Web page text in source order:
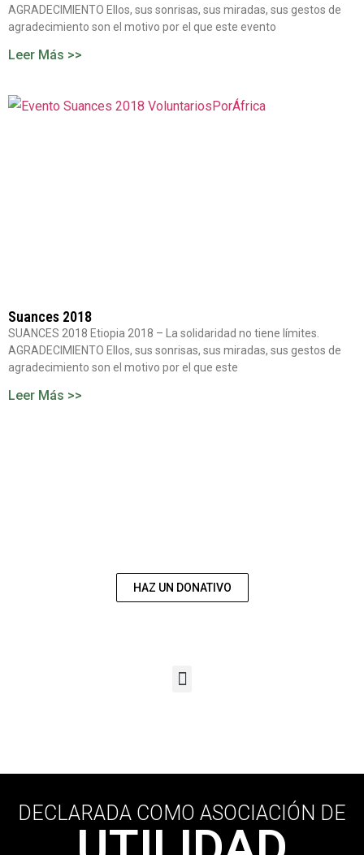
AGRADECIMIENTO Ellos, sus sonrisas, sus miradas, sus gestos de
agradecimiento son el motivo por el que este evento
Leer Más >>
Suances 2018
SUANCES 2018 Etiopia 2018 – La solidaridad no tiene límites.
AGRADECIMIENTO Ellos, sus sonrisas, sus miradas, sus gestos de
agradecimiento son el motivo por el que este
Leer Más >>
HAZ UN DONATIVO
DECLARADA COMO ASOCIACIÓN DE